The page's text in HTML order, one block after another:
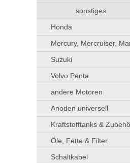
sonstiges
Honda
Mercury, Mercruiser,
Suzuki
Volvo Penta
andere Motoren
Anoden universell
Kraftstofftanks &
Öle, Fette & Filter
Schaltkabel